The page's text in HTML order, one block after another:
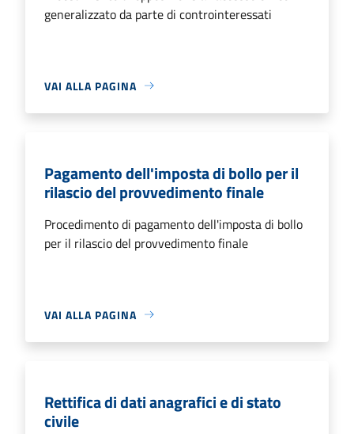
generalizzato da parte di controinteressati
VAI ALLA PAGINA
Pagamento dell'imposta di bollo per il
rilascio del provvedimento finale
Procedimento di pagamento dell'imposta di bollo
per il rilascio del provvedimento finale
VAI ALLA PAGINA
Rettifica di dati anagrafici e di stato
civile